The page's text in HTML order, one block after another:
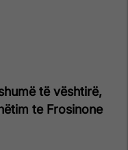
të vështirë,
te Frosinone